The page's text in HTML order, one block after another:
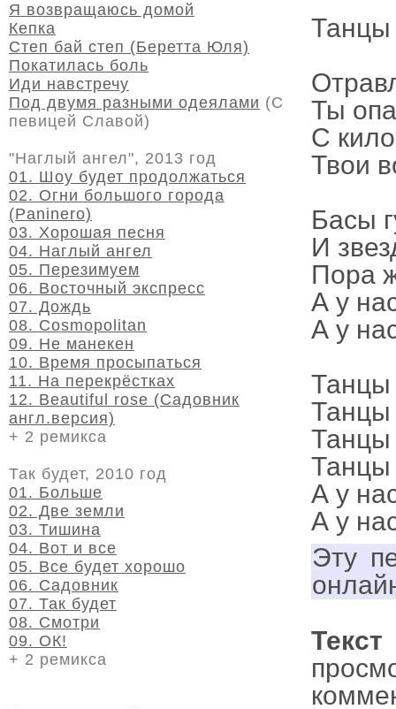
Танцы
Ты
С
Твои
Басы
И
Пора
А у
А у
Танцы
Танцы
Танцы
Танцы
А у
А у
Эту
Я возвращаюсь домой
Кепка
Степ бай степ (Беретта Юля)
Покатилась боль
Иди навстречу
Под двумя разными одеялами (С
певицей Славой)
"Наглый ангел", 2013 год
01. Шоу будет продолжаться
02. Огни большого города
(Paninero)
03. Хорошая песня
04. Наглый ангел
05. Перезимуем
06. Восточный экспресс
07. Дождь
08. Cosmopolitan
09. Не манекен
10. Время просыпаться
11. На перекрёстках
12. Beautiful rose (Садовник
англ.версия)
+ 2 ремикса
Так будет, 2010 год
01. Больше
02. Две земли
03. Тишина
04. Вот и все
05. Все будет хорошо
06. Садовник
07. Так будет
08. Смотри
09. ОК!
+ 2 ремикса